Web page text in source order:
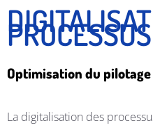
PROCESSUS
Optimisation du
La digitalisation des